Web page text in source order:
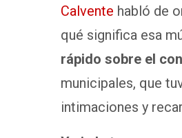
Calvente habló de
qué significa esa
rápido sobre el
municipales, que
intimaciones y